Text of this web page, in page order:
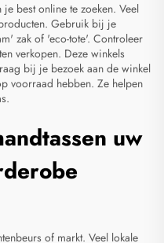
best online te zoeken. Veel
Gebruik bij je
zak of 'eco-tote'. Controleer
verkopen. Deze winkels
bij je bezoek aan de winkel
voorraad hebben. Ze helpen
uw
of markt. Veel lokale